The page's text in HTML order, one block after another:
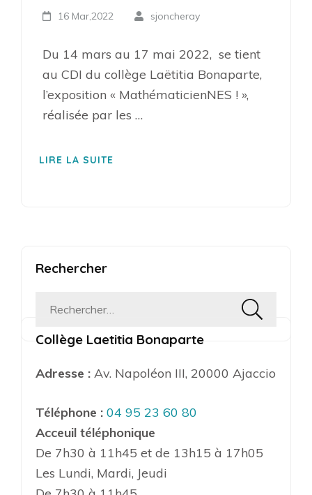
16 Mar,2022 sjoncheray
Du 14 mars au 17 mai 2022, se tient
au CDI du collège Laëtitia Bonaparte,
l’exposition « MathématicienNES ! »,
réalisée par les …
LIRE LA SUITE
Rechercher
Rechercher :
Collège Laetitia Bonaparte
Adresse : Av. Napoléon III, 20000 Ajaccio
Téléphone : 04 95 23 60 80
Acceuil téléphonique
De 7h30 à 11h45 et de 13h15 à 17h05
Les Lundi, Mardi, Jeudi